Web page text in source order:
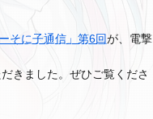
そに子通信」第6回が、電撃
きました。ぜひご覧くださ